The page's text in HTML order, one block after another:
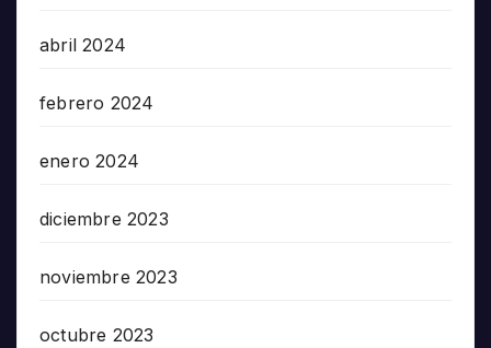
abril 2024
febrero 2024
enero 2024
diciembre 2023
noviembre 2023
octubre 2023